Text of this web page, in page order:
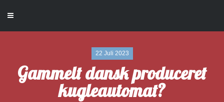
22 Juli 2023
Gammelt dansk produceret
kugleautomat?